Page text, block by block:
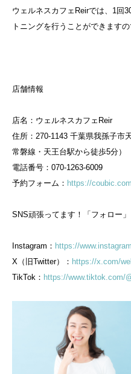
ウェルネスカフェReirでは、1回
トニングを行うことができます
店舗情報
店名：ウェルネスカフェReir
住所：270-1143 千葉県我孫子市
常磐線・天王台駅から徒歩5分）
電話番号：070-1263-6009
予約フォーム： https://
SNS頑張ってます！「フォロー
Instagram： https://
X（旧Twitter）： https://x.com/
TikTok： https://www.tiktok.com/